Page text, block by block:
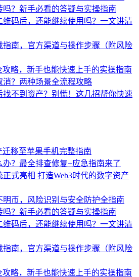
吗？新手必看的答疑与实操指南
维码后，还能继续使用吗？一文讲清
指南，官方渠道与操作步骤（附风险
攻略，新手也能快速上手的实操指南
消？两种场景全流程攻略
找不到资产？别慌！这几招帮你快速
移至苹果手机完整指南
办？最全排查修复+应急指南来了
式亮相 打造Web3时代的数字资产
明币，风险识别与安全防护全指南
吗？新手必看的答疑与实操指南
维码后，还能继续使用吗？一文讲清
指南，官方渠道与操作步骤（附风险
攻略，新手也能快速上手的实操指南